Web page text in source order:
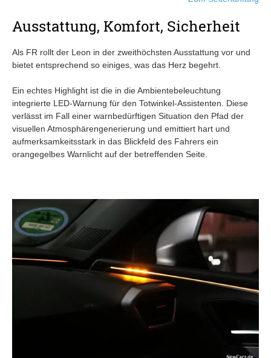
Ausstattung, Komfort, Sicherheit
Als FR rollt der Leon in der zweithöchsten Ausstattung vor und
bietet entsprechend so einiges, was das Herz begehrt.
Ein echtes Highlight ist die in die Ambientebeleuchtung
integrierte LED-Warnung für den Totwinkel-Assistenten. Diese
verlässt im Fall einer warnbedürftigen Situation den Pfad der
visuellen Atmosphärengenerierung und emittiert hart und
aufmerksamkeitsstark in das Blickfeld des Fahrers ein
orangegelbes Warnlicht auf der betreffenden Seite.